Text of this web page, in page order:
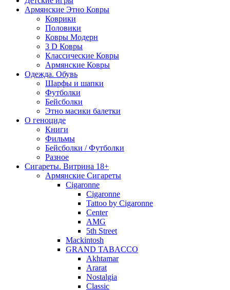
Армянские Этно Ковры
Коврики
Половики
Ковры Модерн
3 D Ковры
Классические Ковры
Армянские Ковры
Одежда. Обувь
Шарфы и шапки
Футболки
Бейсболки
Этно масики балетки
О геноциде
Книги
Фильмы
Бейсболки / Футболки
Разное
Сигареты. Витрина 18+
Армянские Сигареты
Cigaronne
Cigaronne
Tattoo by Cigaronne
Center
AMG
5th Street
Mackintosh
GRAND TABACCO
Akhtamar
Ararat
Nostalgia
Classic